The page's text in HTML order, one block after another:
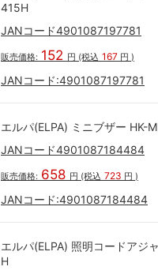
415H
JANコード4901087197781
販売価格: 152 円 (税込 167 円 )
JANコード:4901087197781
エルパ(ELPA) ミニブザー HK-
JANコード4901087184484
販売価格: 658 円 (税込 723 円 )
JANコード:4901087184484
エルパ(ELPA) 照明コードアジ
H